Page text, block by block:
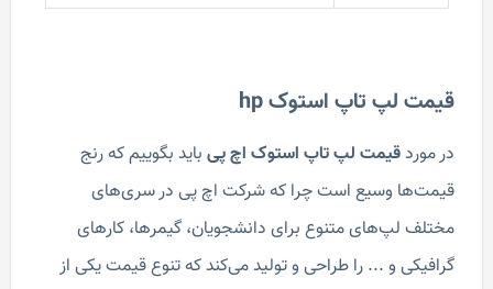
قیمت لپ تاپ استوک hp
در موردقیمت لپ تاپ استوک اچ پیباید بگوییم که رنج
قیمت‌ها وسیع است چرا که شرکت اچ پی در سری‌های
مختلف لپ‌های متنوع برای دانشجویان، گیمرها، کارهای
گرافیکی و ... را طراحی و تولید می‌کند که تنوع قیمت یکی از